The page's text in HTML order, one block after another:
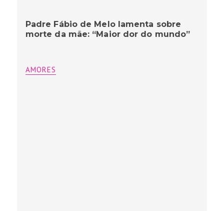
Padre Fábio de Melo lamenta sobre
morte da mãe: “Maior dor do mundo”
AMORES